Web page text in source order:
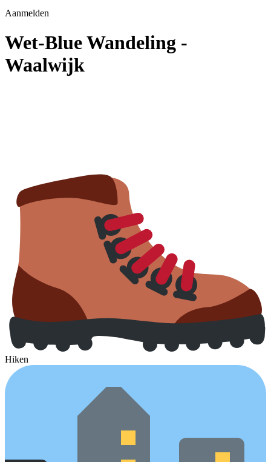
Aanmelden
Wet-Blue Wandeling -
Waalwijk
Hiken